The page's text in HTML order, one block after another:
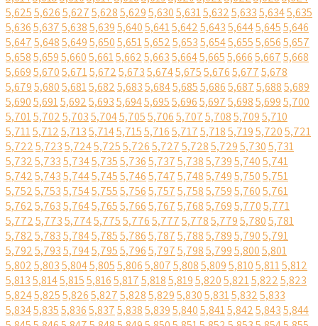
5,6255,6265,6275,6285,6295,6305,6315,6325,6335,6345,635
5,6365,6375,6385,6395,6405,6415,6425,6435,6445,6455,646
5,6475,6485,6495,6505,6515,6525,6535,6545,6555,6565,657
5,6585,6595,6605,6615,6625,6635,6645,6655,6665,6675,668
5,6695,6705,6715,6725,6735,6745,6755,6765,6775,678
5,6795,6805,6815,6825,6835,6845,6855,6865,6875,6885,689
5,6905,6915,6925,6935,6945,6955,6965,6975,6985,6995,700
5,7015,7025,7035,7045,7055,7065,7075,7085,7095,710
5,7115,7125,7135,7145,7155,7165,7175,7185,7195,7205,721
5,7225,7235,7245,7255,7265,7275,7285,7295,7305,731
5,7325,7335,7345,7355,7365,7375,7385,7395,7405,741
5,7425,7435,7445,7455,7465,7475,7485,7495,7505,751
5,7525,7535,7545,7555,7565,7575,7585,7595,7605,761
5,7625,7635,7645,7655,7665,7675,7685,7695,7705,771
5,7725,7735,7745,7755,7765,7775,7785,7795,7805,781
5,7825,7835,7845,7855,7865,7875,7885,7895,7905,791
5,7925,7935,7945,7955,7965,7975,7985,7995,8005,801
5,8025,8035,8045,8055,8065,8075,8085,8095,8105,8115,812
5,8135,8145,8155,8165,8175,8185,8195,8205,8215,8225,823
5,8245,8255,8265,8275,8285,8295,8305,8315,8325,833
5,8345,8355,8365,8375,8385,8395,8405,8415,8425,8435,844